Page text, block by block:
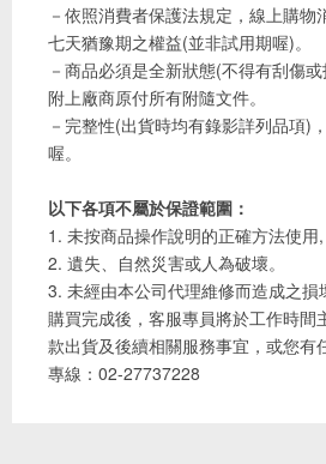
－依照消費者保護法規定，線上購物
七天猶豫期之權益(並非試用期喔)。
－商品必須是全新狀態(不得有刮傷
附上廠商原付所有附隨文件。
－完整性(出貨時均有錄影詳列品項)
喔。
以下各項不屬於保證範圍：
1. 未按商品操作說明的正確方法使用,
2. 遺失、自然災害或人為破壞。
3. 未經由本公司代理維修而造成之損
購買完成後，客服專員將於工作時間
款出貨及後續相關服務事宜，或您有
專線：02-27737228